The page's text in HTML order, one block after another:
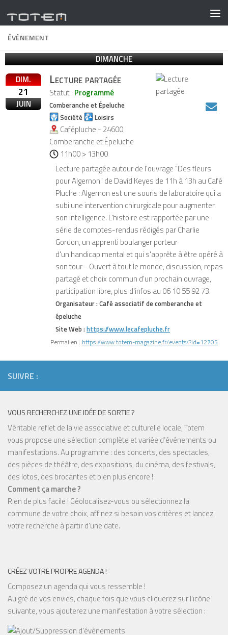
ÉVÈNEMENT
DIMANCHE
DIM.
21
JUIN
Lecture partagée
Statut : Programmé
Comberanche et Épeluche
Société
Loisirs
Cafépluche - 24600
Comberanche et Épeluche
11h00 > 13h00
Lecture partagée autour de l'ouvrage "Des fleurs
pour Algernon" de David Keyes de 11h à 13h au Café
Pluche : Algernon est une souris de laboratoire qui a
subi une intervention chirurgicale pour augmenter
son intelligence. L'histoire est rapportée par une
série de comptes-rendus rédigés par Charlie
Gordon, un apprenti boulanger porteur
d'un handicap mental et qui s'apprête à être opéré à
son tour - Ouvert à tout le monde, discussion, repas
partagé et choix commun d'un prochain ouvrage,
participation libre, plus d'infos au 06 10 55 92 73.
Organisateur : Café associatif de comberanche et
épeluche
Site Web : https://www.lecafepluche.fr
Permalien : https://www.totem-magazine.fr/events/?id=12705
SUIVRE :
VOUS RECHERCHEZ UNE IDÉE DE SORTIE ?
Véritable reflet de la vie associative et culturelle locale, Totem
vous propose une sélection complète et variée d’événements ou
manifestations. Au programme : des concerts, des spectacles,
des pièces de théâtre, des expositions, du cinéma, des festivals,
des lotos, des brocantes et bien plus encore !
Comment ça marche ?
Rien de plus facile ! Géolocalisez-vous ou sélectionnez la
commune de votre choix, affinez si besoin vos critères et lancez
votre recherche à partir d'une date.
CRÉEZ VOTRE PROPRE AGENDA !
Composez un agenda qui vous ressemble !
Au gré de vos envies, chaque fois que vous cliquerez sur l'icône
suivante, vous ajouterez une manifestation à votre sélection :